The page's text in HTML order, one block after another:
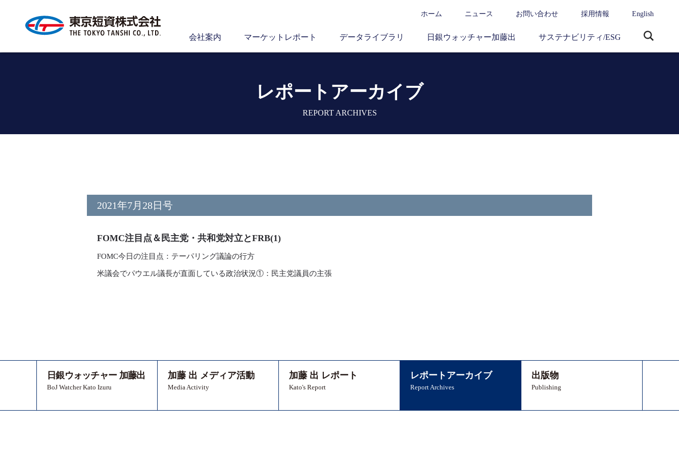
ホーム ニュース お問い合わせ 採用情報 English
会社案内 マーケットレポート データライブラリ 日銀ウォッチャー加藤出 サステナビリティ/ESG
レポートアーカイブ
REPORT ARCHIVES
2021年7月28日号
FOMC注目点＆民主党・共和党対立とFRB(1)
FOMC今日の注目点：テーパリング議論の行方
米議会でパウエル議長が直面している政治状況①：民主党議員の主張
日銀ウォッチャー 加藤出
BoJ Watcher Kato Izuru
加藤 出 メディア活動
Media Activity
加藤 出 レポート
Kato's Report
レポートアーカイブ
Report Archives
出版物
Publishing